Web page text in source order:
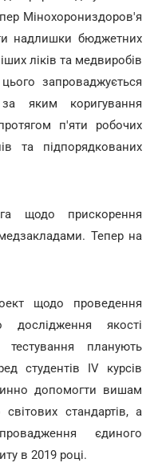
Мінохорониздоров'я
надлишки бюджетних
ліків та медвиробів
запроваджується
яким коригування
п'яти робочих
та підпорядкованих
щодо прискорення
Тепер на
щодо проведення
дослідження якості
планують
студентів ІV курсів
допомогти вишам
стандартів, а
єдиного
в 2019 році.